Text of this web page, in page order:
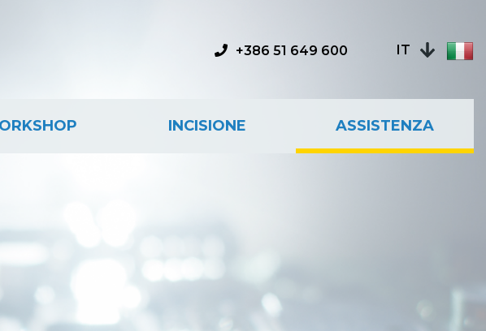
+386 51 649 600 IT
INCISIONE ASSISTENZA